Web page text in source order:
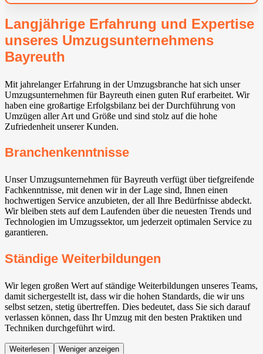
Langjährige Erfahrung und Expertise
unseres Umzugsunternehmens
Bayreuth
Mit jahrelanger Erfahrung in der Umzugsbranche hat sich unser
Umzugsunternehmen für Bayreuth einen guten Ruf erarbeitet. Wir
haben eine großartige Erfolgsbilanz bei der Durchführung von
Umzügen aller Art und Größe und sind stolz auf die hohe
Zufriedenheit unserer Kunden.
Branchenkenntnisse
Unser Umzugsunternehmen für Bayreuth verfügt über tiefgreifende
Fachkenntnisse, mit denen wir in der Lage sind, Ihnen einen
hochwertigen Service anzubieten, der all Ihre Bedürfnisse abdeckt.
Wir bleiben stets auf dem Laufenden über die neuesten Trends und
Technologien im Umzugssektor, um jederzeit optimalen Service zu
garantieren.
Ständige Weiterbildungen
Wir legen großen Wert auf ständige Weiterbildungen unseres Teams,
damit sichergestellt ist, dass wir die hohen Standards, die wir uns
selbst setzen, stetig übertreffen. Dies bedeutet, dass Sie sich darauf
verlassen können, dass Ihr Umzug mit den besten Praktiken und
Techniken durchgeführt wird.
Weiterlesen Weniger anzeigen